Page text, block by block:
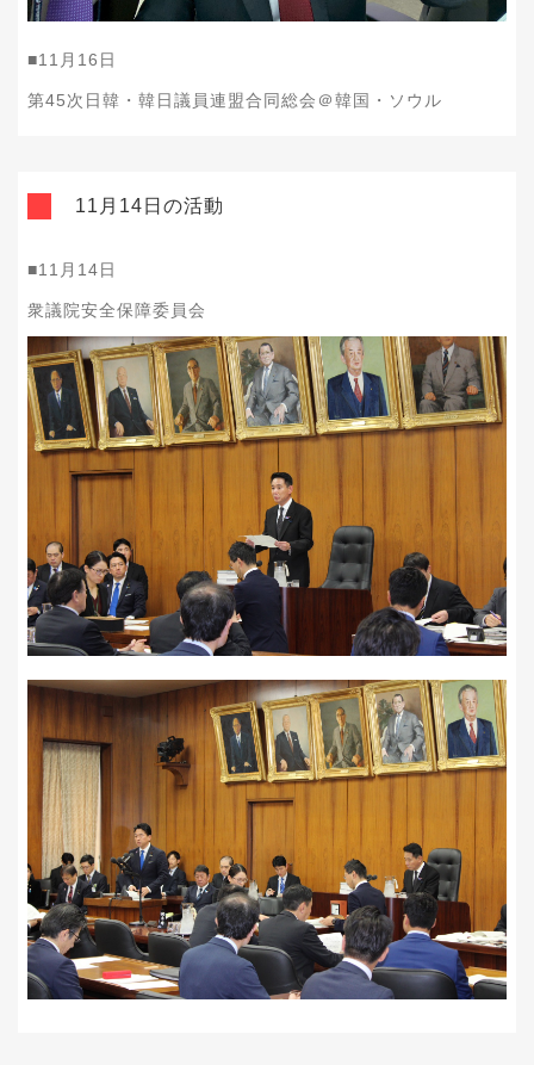
■11月16日
第45次日韓・韓日議員連盟合同総会＠韓国・ソウル
11月14日の活動
■11月14日
衆議院安全保障委員会